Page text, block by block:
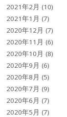
2021年2月 (10)
2021年1月 (7)
2020年12月 (7)
2020年11月 (6)
2020年10月 (8)
2020年9月 (6)
2020年8月 (5)
2020年7月 (9)
2020年6月 (7)
2020年5月 (7)